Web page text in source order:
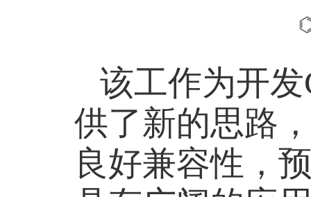
该工作为开发
供了新的思路
良好兼容性，